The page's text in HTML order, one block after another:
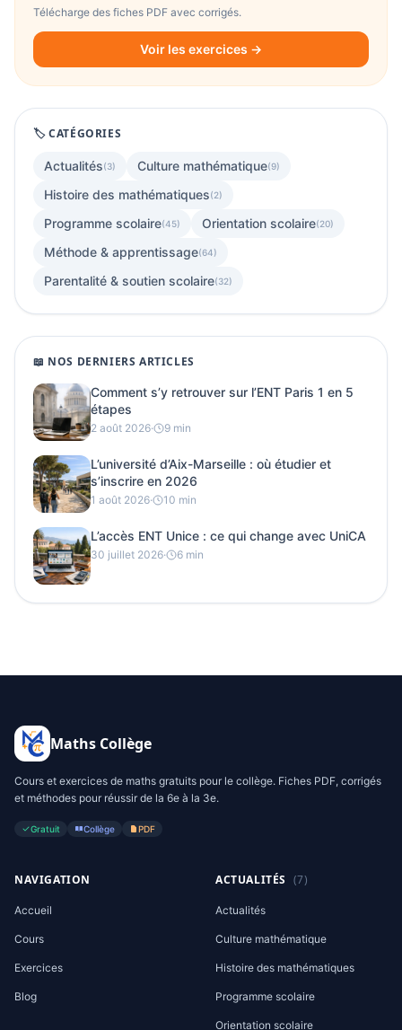
Télécharge des fiches PDF avec corrigés.
Voir les exercices →
🏷️ CATÉGORIES
Actualités(3) Culture mathématique(9)
Histoire des mathématiques(2)
Programme scolaire(45) Orientation scolaire(20)
Méthode & apprentissage(64)
Parentalité & soutien scolaire(32)
📖 NOS DERNIERS ARTICLES
Comment s’y retrouver sur l’ENT Paris 1 en 5
étapes
2 août 2026· 9 min
L’université d’Aix-Marseille : où étudier et
s’inscrire en 2026
1 août 2026· 10 min
L’accès ENT Unice : ce qui change avec UniCA
30 juillet 2026· 6 min
Maths Collège
Cours et exercices de maths gratuits pour le collège. Fiches PDF, corrigés
et méthodes pour réussir de la 6e à la 3e.
Gratuit Collège PDF
NAVIGATION
Accueil
Cours
Exercices
Blog
ACTUALITÉS (7)
Actualités
Culture mathématique
Histoire des mathématiques
Programme scolaire
Orientation scolaire